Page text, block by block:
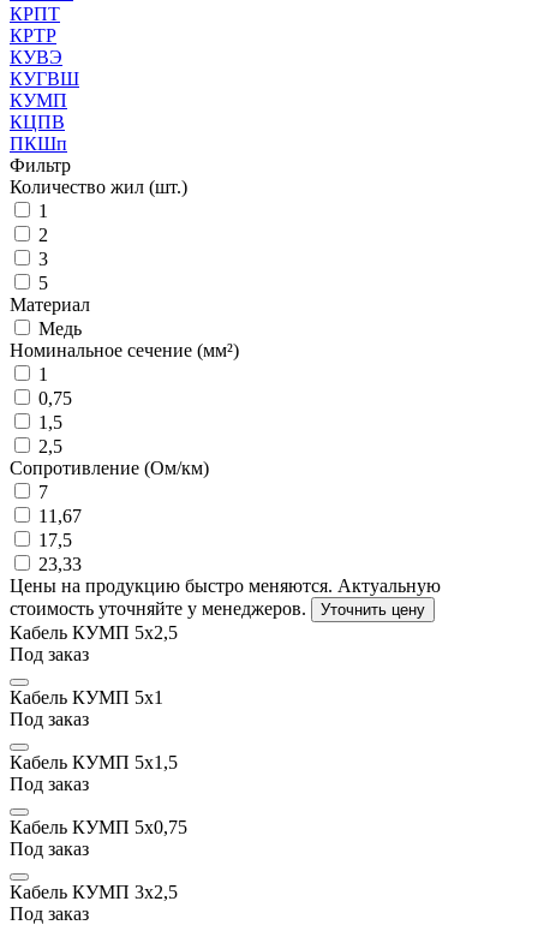
КРПТ
КРТР
КУВЭ
КУГВШ
КУМП
КЦПВ
ПКШп
Фильтр
Количество жил (шт.)
1
2
3
5
Материал
Медь
Номинальное сечение (мм²)
1
0,75
1,5
2,5
Сопротивление (Ом/км)
7
11,67
17,5
23,33
Цены на продукцию быстро меняются. Актуальную
стоимость уточняйте у менеджеров.
Уточнить цену
Кабель КУМП 5х2,5
Под заказ
Кабель КУМП 5х1
Под заказ
Кабель КУМП 5х1,5
Под заказ
Кабель КУМП 5x0,75
Под заказ
Кабель КУМП 3х2,5
Под заказ